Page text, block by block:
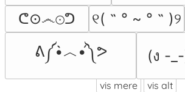
ᕦ⊙෴⊙ᕤ
୧( ˵ ° ~ ° ˵ )୨
ᕕ༼•̀︿•́༽ᕗ
(ง -_-
vis mere vis alt